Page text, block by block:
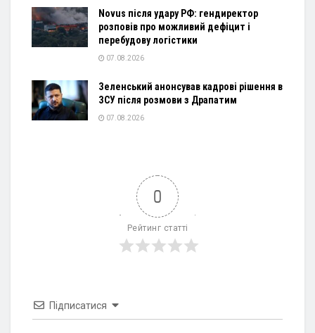
Novus після удару РФ: гендиректор
розповів про можливий дефіцит і
перебудову логістики
07.08.2026
Зеленський анонсував кадрові рішення в
ЗСУ після розмови з Драпатим
07.08.2026
0
Рейтинг статті
Підписатися